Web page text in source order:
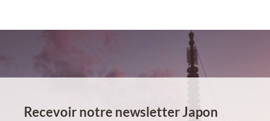
Recevoir notre newsletter Japon